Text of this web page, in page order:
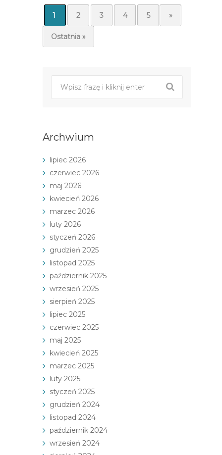
1 2 3 4 5 »
Ostatnia »
Archwium
lipiec 2026
czerwiec 2026
maj 2026
kwiecień 2026
marzec 2026
luty 2026
styczeń 2026
grudzień 2025
listopad 2025
październik 2025
wrzesień 2025
sierpień 2025
lipiec 2025
czerwiec 2025
maj 2025
kwiecień 2025
marzec 2025
luty 2025
styczeń 2025
grudzień 2024
listopad 2024
październik 2024
wrzesień 2024